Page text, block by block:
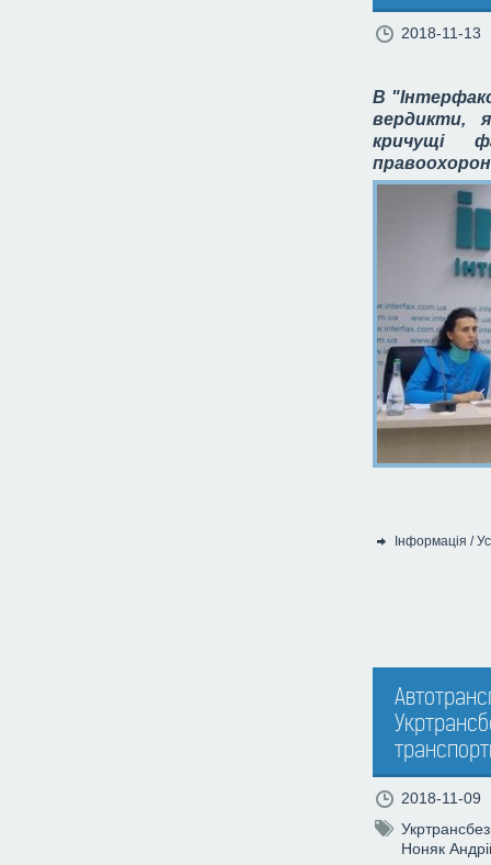
2018-11-13
В
вердикти,
кричущі
Інформація /
2018-11-09
Ноняк